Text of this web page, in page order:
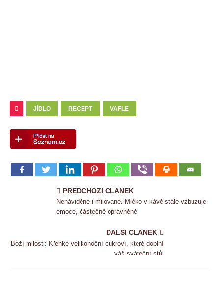
JÍDLO RECEPT VAFLE
PREDCHOZI CLANEK
Nenáviděné i milované. Mléko v kávě stále vzbuzuje
emoce, částečně oprávněně
DALSI CLANEK
Boží milosti: Křehké velikonoční cukroví, které doplní
váš sváteční stůl